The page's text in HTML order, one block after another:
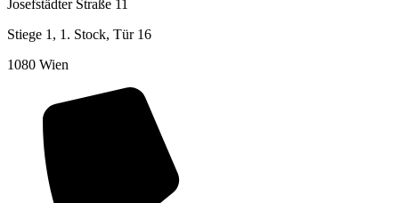
Josefstädter Straße 11
Stiege 1, 1. Stock, Tür 16
1080 Wien